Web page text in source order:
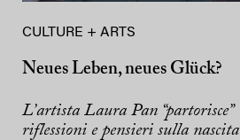
CULTURE + ARTS
Neues Leben, neues Glück?
L’artista Laura Pan “partorisce”
riflessioni e pensieri sulla nascita